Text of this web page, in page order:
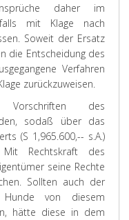
daher im
mit Klage nach
Soweit der Ersatz
die Entscheidung des
Verfahren
zurückzuweisen.
des
sodaß über das
(S 1,965.600,-- s.A.)
Rechtskraft des
seine Rechte
Sollten auch der
von diesem
hätte diese in dem